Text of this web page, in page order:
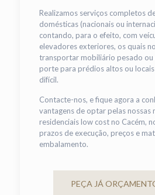
Realizamos serviços completos
domésticas (nacionais ou
contando, para o efeito, com
elevadores exteriores, os quais
transportar mobiliário pesado ou
porte para prédios altos ou locais
difícil.
Contacte-nos, e fique agora a
vantagens de optar pelas nossas
residenciais low cost no Cacém,
prazos de execução, preços e
embalamento.
PEÇA JÁ